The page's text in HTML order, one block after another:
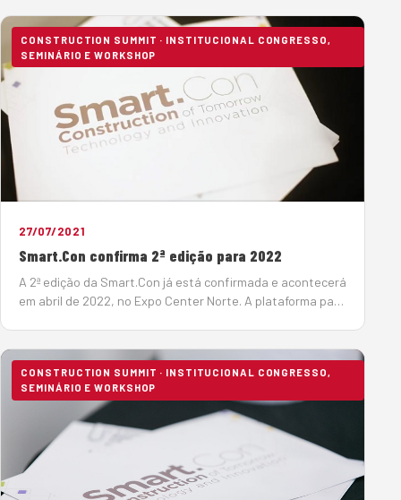
CONSTRUCTION SUMMIT · INSTITUCIONAL CONGRESSO,
SEMINÁRIO E WORKSHOP
27/07/2021
Smart.Con confirma 2ª edição para 2022
A 2ª edição da Smart.Con já está confirmada e acontecerá
em abril de 2022, no Expo Center Norte. A plataforma para
CONSTRUCTION SUMMIT · INSTITUCIONAL CONGRESSO,
SEMINÁRIO E WORKSHOP